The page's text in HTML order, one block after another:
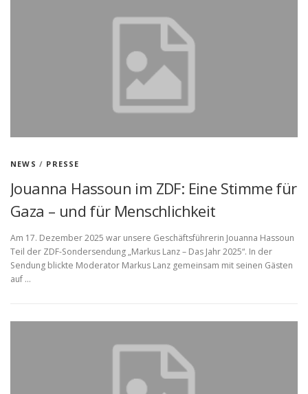
NEWS / PRESSE
Jouanna Hassoun im ZDF: Eine Stimme für
Gaza – und für Menschlichkeit
Am 17. Dezember 2025 war unsere Geschäftsführerin Jouanna Hassoun
Teil der ZDF-Sondersendung „Markus Lanz – Das Jahr 2025“. In der
Sendung blickte Moderator Markus Lanz gemeinsam mit seinen Gästen
auf …